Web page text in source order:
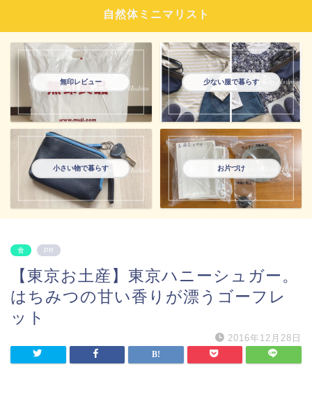
自然体ミニマリスト
無印レビュー 少ない服で暮らす
小さい物で暮らす お片づけ
食 PR
【東京お土産】東京ハニーシュガー。
はちみつの甘い香りが漂うゴーフレ
ット
2016年12月28日